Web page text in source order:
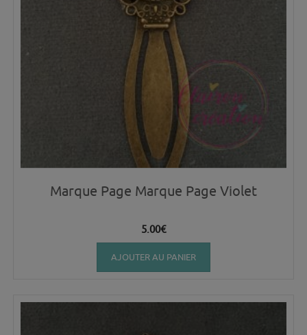
Marque Page Marque Page Violet
5.00€
AJOUTER AU PANIER